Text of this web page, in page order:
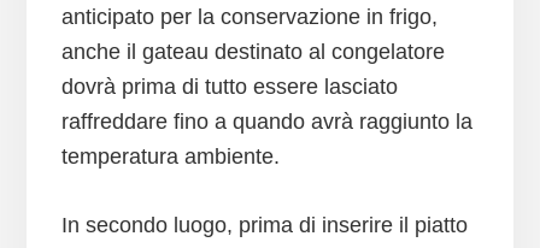
anticipato per la conservazione in frigo,
anche il gateau destinato al congelatore
dovrà prima di tutto essere lasciato
raffreddare fino a quando avrà raggiunto la
temperatura ambiente.
In secondo luogo, prima di inserire il piatto